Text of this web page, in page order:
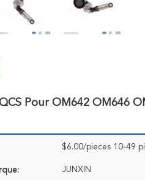
Pour OM642 OM646
$6.00/pieces 10-49
JUNXIN